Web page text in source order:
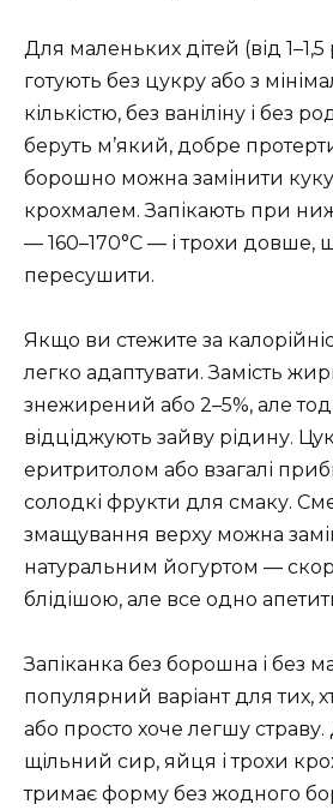
Для маленьких дітей (від 1–1,5
готують без цукру або з
кількістю, без ваніліну і без
беруть м’який, добре
борошно можна замінити
крохмалем. Запікають при
— 160–170°C — і трохи довше,
пересушити.
Якщо ви стежите за
легко адаптувати. Замість
знежирений або 2–5%, але
відціджують зайву рідину.
еритритолом або взагалі
солодкі фрукти для смаку.
змащування верху можна
натуральним йогуртом —
блідішою, але все одно
Запіканка без борошна і без
популярний варіант для тих,
або просто хоче легшу страву.
щільний сир, яйця і трохи
тримає форму без жодного